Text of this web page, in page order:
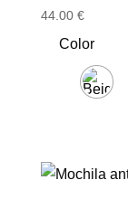
44.00 €
Color